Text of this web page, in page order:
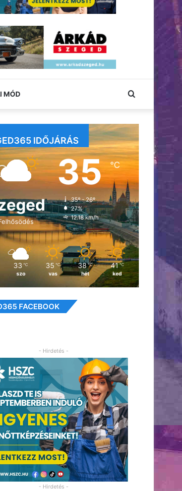
MÓD Keresés:
IDŐJÁRÁS
35℃
35º - 26º
27%
12.18 km/h
33 ℃
szo
35 ℃
vas
38 ℃
hét
41 ℃
ked
FACEBOOK
- Hirdetés -
- Hirdetés -